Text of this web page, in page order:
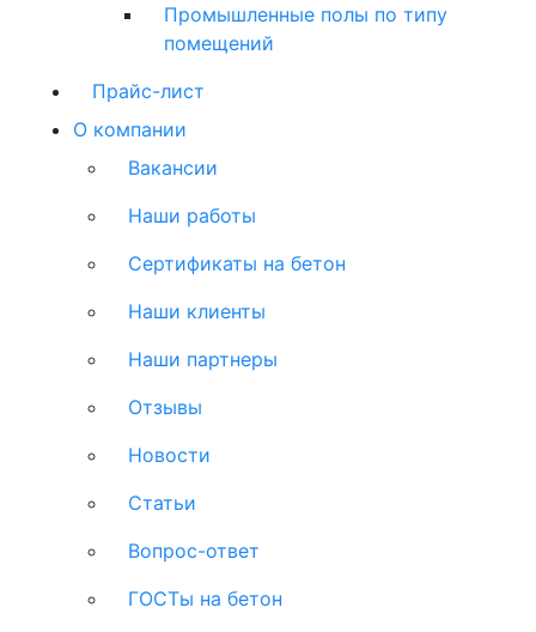
Промышленные полы по типу
помещений
Прайс-лист
О компании
Вакансии
Наши работы
Сертификаты на бетон
Наши клиенты
Наши партнеры
Отзывы
Новости
Статьи
Вопрос-ответ
ГОСТы на бетон